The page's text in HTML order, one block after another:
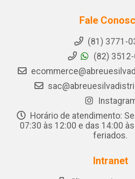
Fale
(81) 3771-
(82)
Horário de atendimento:
07:30 às 12:00 e das 14:00
feriados.
Intranet